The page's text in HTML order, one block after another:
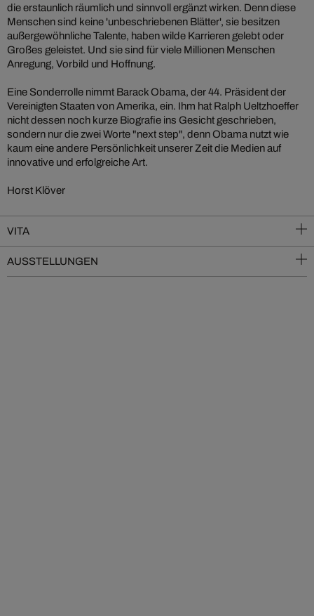
die erstaunlich räumlich und sinnvoll ergänzt wirken. Denn diese
Menschen sind keine 'unbeschriebenen Blätter', sie besitzen
außergewöhnliche Talente, haben wilde Karrieren gelebt oder
Großes geleistet. Und sie sind für viele Millionen Menschen
Anregung, Vorbild und Hoffnung.
Eine Sonderrolle nimmt Barack Obama, der 44. Präsident der
Vereinigten Staaten von Amerika, ein. Ihm hat Ralph Ueltzhoeffer
nicht dessen noch kurze Biografie ins Gesicht geschrieben,
sondern nur die zwei Worte "next step", denn Obama nutzt wie
kaum eine andere Persönlichkeit unserer Zeit die Medien auf
innovative und erfolgreiche Art.
Horst Klöver
VITA
AUSSTELLUNGEN